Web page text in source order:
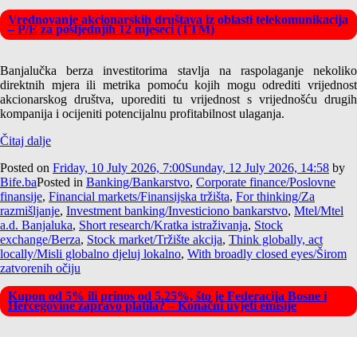
Vrednovanje akcionarskih društava iz oblasti telekomunikacija
– P/E za posljednjih 12 mjeseci (TTM)
Banjalučka berza investitorima stavlja na raspolaganje nekoliko
direktnih mjera ili metrika pomoću kojih mogu odrediti vrijednost
akcionarskog društva, uporediti tu vrijednost s vrijednošću drugih
kompanija i ocijeniti potencijalnu profitabilnost ulaganja.
Čitaj dalje
Posted on Friday, 10 July 2026, 7:00Sunday, 12 July 2026, 14:58 by
Bife.baPosted in Banking/Bankarstvo, Corporate finance/Poslovne
finansije, Financial markets/Finansijska tržišta, For thinking/Za
razmišljanje, Investment banking/Investiciono bankarstvo, Mtel/Mtel
a.d. Banjaluka, Short research/Kratka istraživanja, Stock
exchange/Berza, Stock market/Tržište akcija, Think globally, act
locally/Misli globalno djeluj lokalno, With broadly closed eyes/Širom
zatvorenih očiju
Kupon od 5% ili prinos od 5,25%, što je Federacija Bosne i
Hercegovine zapravo platila? – Konačni uvjeti emisije